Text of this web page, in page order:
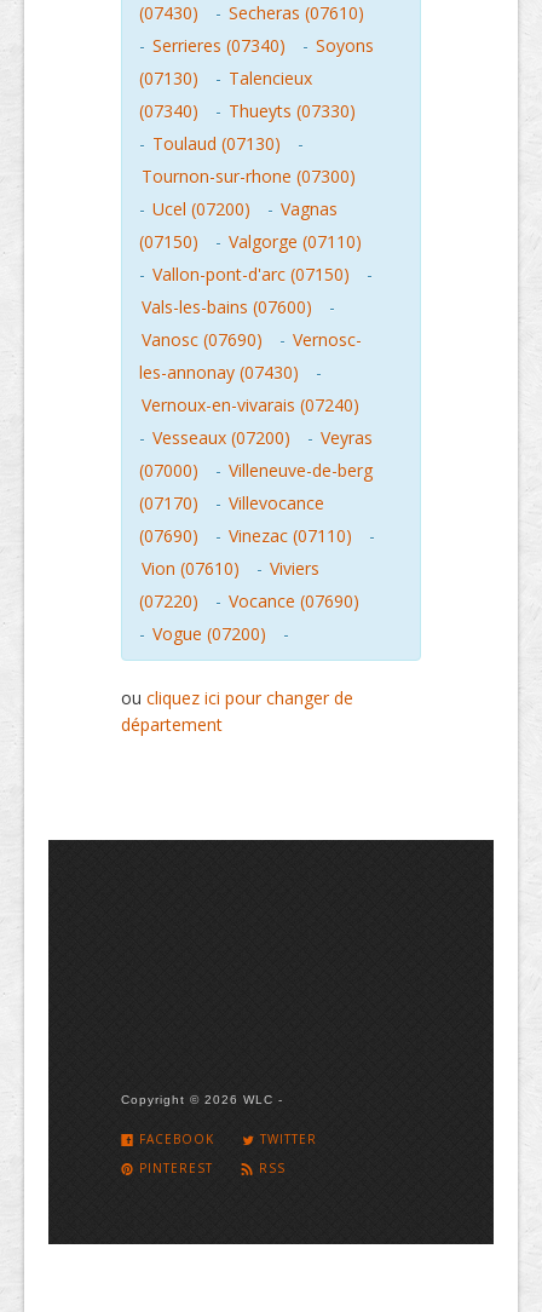
(07430)
- Secheras (07610)
- Serrieres (07340) - Soyons
(07130)
- Talencieux
(07340)
- Thueyts (07330)
- Toulaud (07130)
-
Tournon-sur-rhone (07300)
- Ucel (07200) - Vagnas
(07150)
- Valgorge (07110)
- Vallon-pont-d'arc (07150)
-
Vals-les-bains (07600)
-
Vanosc (07690)
- Vernosc-
les-annonay (07430)
-
Vernoux-en-vivarais (07240)
- Vesseaux (07200) - Veyras
(07000)
- Villeneuve-de-berg
(07170)
- Villevocance
(07690)
- Vinezac (07110)
-
Vion (07610)
- Viviers
(07220)
- Vocance (07690)
- Vogue (07200) -
ou cliquez ici pour changer de
département
Copyright © 2026 WLC -
FACEBOOK
TWITTER
PINTEREST
RSS